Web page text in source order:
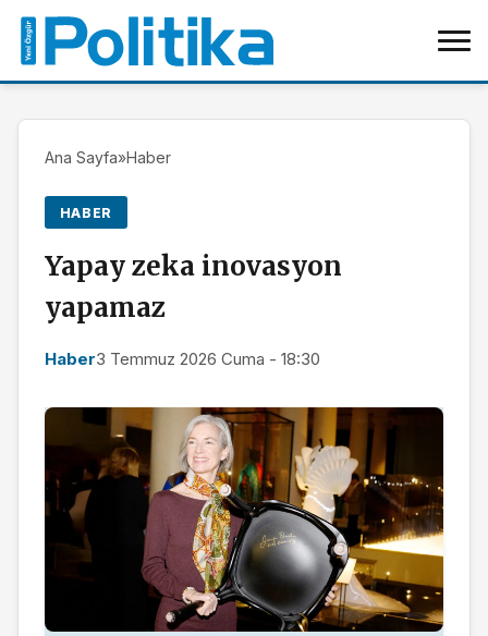
Ana Sayfa»Haber
HABER
Yapay zeka inovasyon
yapamaz
Haber3 Temmuz 2026 Cuma - 18:30